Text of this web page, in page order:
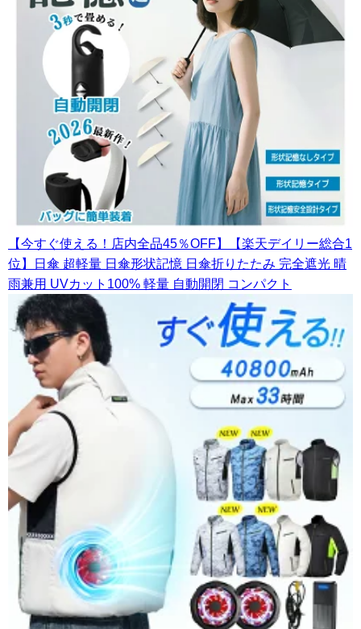
【今すぐ使える！店内全品45％OFF】【楽天デイリー総合1
位】日傘 超軽量 日傘形状記憶 日傘折りたたみ 完全遮光 晴
雨兼用 UVカット100% 軽量 自動開閉 コンパクト